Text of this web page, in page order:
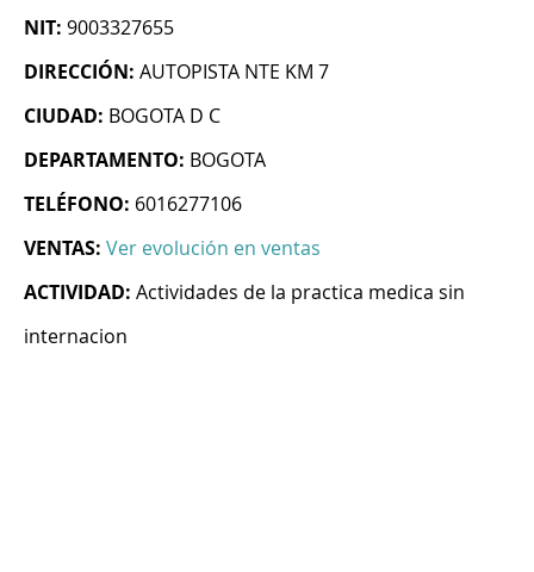
NIT: 9003327655
DIRECCIÓN: AUTOPISTA NTE KM 7
CIUDAD: BOGOTA D C
DEPARTAMENTO: BOGOTA
TELÉFONO: 6016277106
VENTAS: Ver evolución en ventas
ACTIVIDAD: Actividades de la practica medica sin
internacion